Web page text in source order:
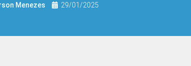
Menezes 29/01/2025